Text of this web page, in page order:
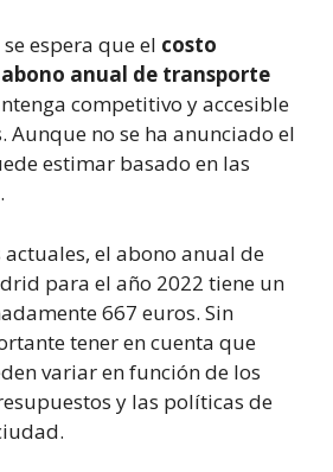
espera que el costo
anual de transporte
competitivo y accesible
Aunque no se ha anunciado el
estimar basado en las
actuales, el abono anual de
para el año 2022 tiene un
667 euros. Sin
tener en cuenta que
variar en función de los
y las políticas de